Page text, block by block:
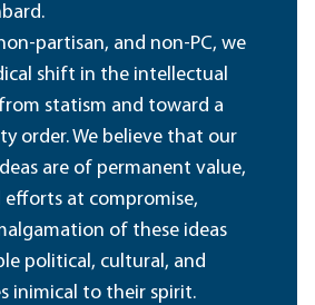
partisan, and non-PC, we
shift in the intellectual
statism and toward a
order. We believe that our
are of permanent value,
efforts at compromise,
of these ideas
political, cultural, and
inimical to their spirit.